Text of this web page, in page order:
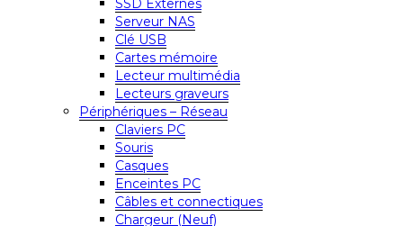
SSD Externes
Serveur NAS
Clé USB
Cartes mémoire
Lecteur multimédia
Lecteurs graveurs
Périphériques – Réseau
Claviers PC
Souris
Casques
Enceintes PC
Câbles et connectiques
Chargeur (Neuf)